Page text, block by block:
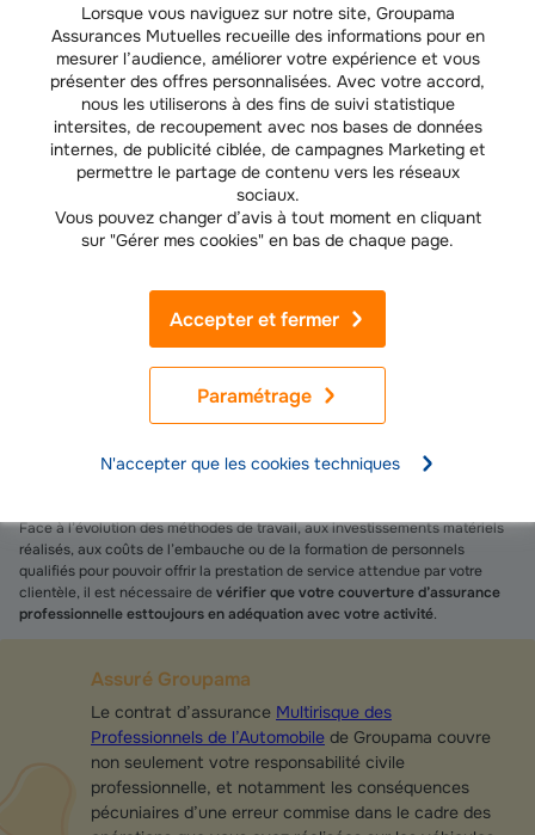
Lorsque vous naviguez sur notre site, Groupama
Assurances Mutuelles recueille des informations pour en
mesurer l’audience, améliorer votre expérience et vous
présenter des offres personnalisées. Avec votre accord,
nous les utiliserons à des fins de suivi statistique
intersites, de recoupement avec nos bases de données
internes, de publicité ciblée, de campagnes Marketing et
permettre le partage de contenu vers les réseaux
sociaux.
Vous pouvez changer d’avis à tout moment en cliquant
sur "Gérer mes cookies" en bas de chaque page.
Paramétrage
Accepter et fermer
N'accepter que les cookies techniques
Conversion de véhicules : quel impact sur l’activité des
garagistes ?
Professionnels de l'entretien et de la réparation automobile
, devenir
rétrofiteur ou installateur de boîtiers de conversion aux biocarburants est
un bon moyen de diversifier votre activité, de trouver des débouchés, de
capter de nouveaux clients et de vous engager pour l’environnement en
accélérant la transition énergétique.
Pour proposer ce type de prestations, vous devez êtrehomologué
habilité par le fabricantpour l’installation du dispositif de conversion. Pour
obtenir cette homologation, vous devrez suivre une
à la pose des kits de conversion. Une fois agréé, il vous
incombe d’assumer l’ensemble des responsabilités liées à la
nécessaire à la protection de vos salariés et des futurs usagers du
Face à l’évolution des méthodes de travail, aux investissements matériels
réalisés, aux coûts de l’embauche ou de la formation de personnels
qualifiés pour pouvoir offrir la prestation de service attendue par votre
clientèle, il est nécessaire devérifier que votre couverture d’assurance
professionnelle est toujours en adéquation avec votre activité.
Assuré Groupama
Le contrat d’assurance Multirisque des
Professionnels de l’Automobile de Groupama couvre
non seulement votre responsabilité civile
professionnelle, et notamment les conséquences
pécuniaires d’une erreur commise dans le cadre des